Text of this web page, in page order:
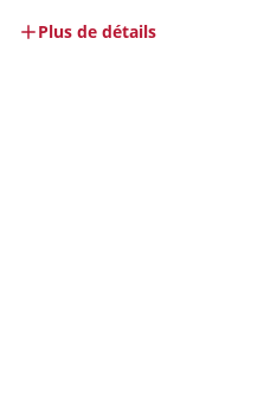
Plus de détails